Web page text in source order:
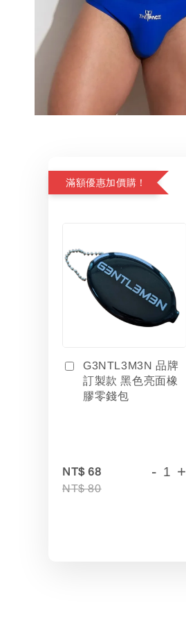
滿額優惠加價購！
G3NTL3M3N 品牌
訂製款 黑色亮面橡
膠零錢包
NT$ 68
NT$ 80
- +